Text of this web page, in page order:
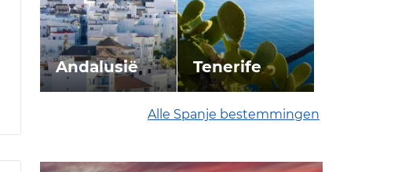
Andalusië Tenerife
Alle Spanje bestemmingen